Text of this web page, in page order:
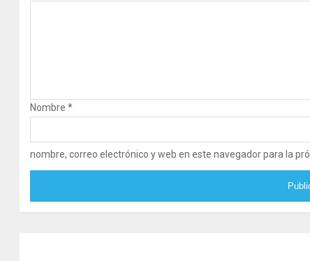
Nombre*
nombre, correo electrónico y web en este navegador para la